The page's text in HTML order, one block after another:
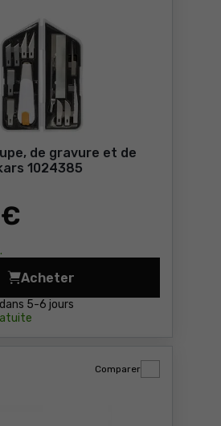
de gravure et de
1024385
5-6 jours
Acheter
Set de découpe, de
Comparer